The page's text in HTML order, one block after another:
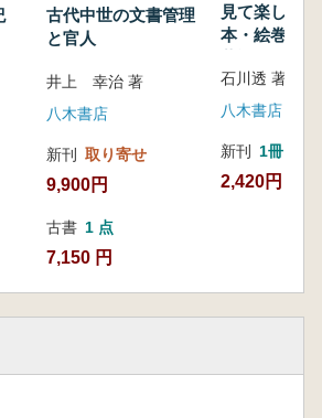
古代中世の文書管理
と官人
井上 幸治 著
八木書店
新刊 取り寄せ
9,900円
古書 1 点
7,150 円
見て楽しむ
本・絵巻 描
石川透 著
八木書店
新刊 1冊
2,420円